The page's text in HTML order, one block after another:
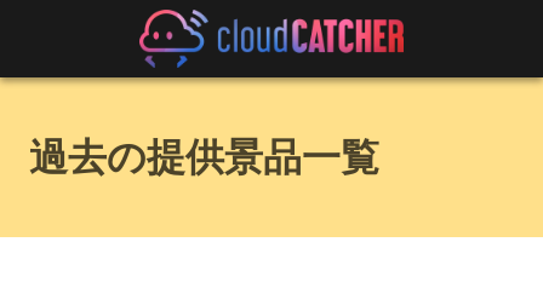
過去の提供景品一覧